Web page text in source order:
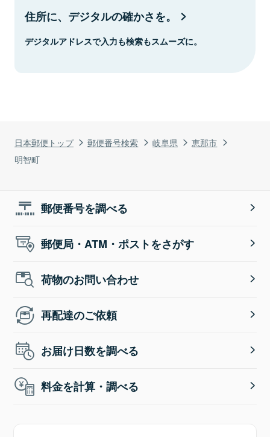
日本郵便トップ 郵便番号検索 岐阜県
恵那市
明智町
住所に、デジタルの確かさを。
デジタルアドレスで入力も検索もスムーズに。
郵便番号を調べる
郵便局・ATM・ポストをさがす
荷物のお問い合わせ
再配達のご依頼
お届け日数を調べる
料金を計算・調べる